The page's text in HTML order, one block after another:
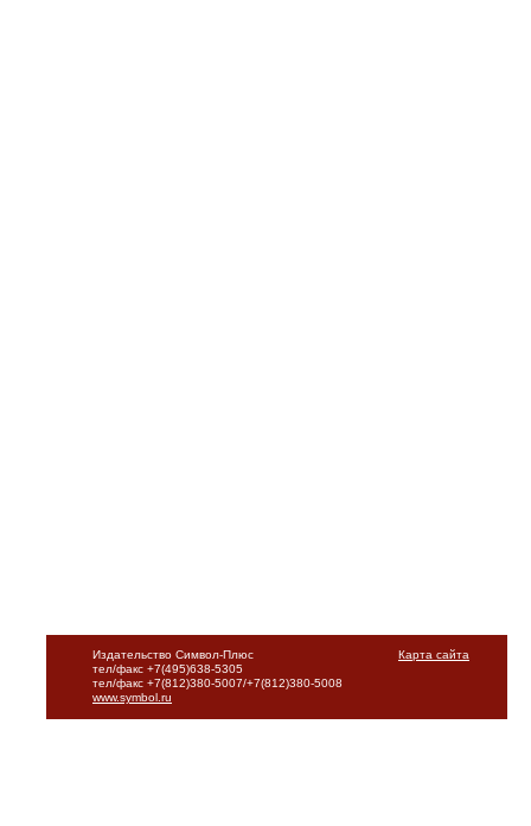
Карта сайта
Издательство Символ-Плюс
тел/факс +7(495)638-5305
тел/факс +7(812)380-5007/+7(812)380-5008
www.symbol.ru